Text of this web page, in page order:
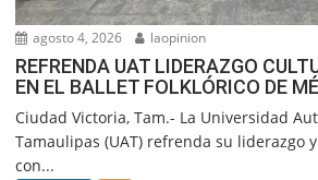
agosto 4, 2026 laopinion
REFRENDA UAT LIDERAZGO
EN EL BALLET FOLKLÓRICO DE
Ciudad Victoria, Tam.- La Universidad
Tamaulipas (UAT) refrenda su liderazgo
con...